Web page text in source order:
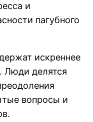
и
пагубного
искреннее
делятся
вопросы и